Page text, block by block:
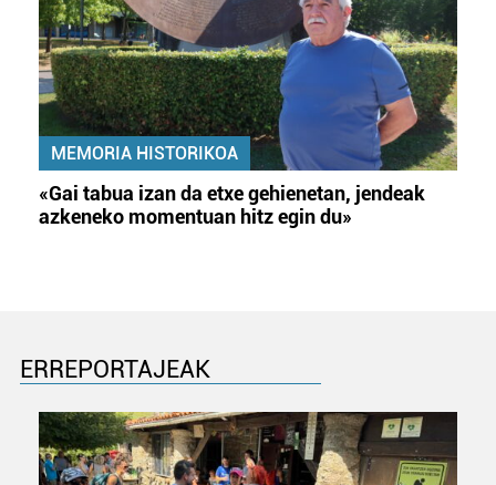
MEMORIA HISTORIKOA
«Gai tabua izan da etxe gehienetan, jendeak
azkeneko momentuan hitz egin du»
ERREPORTAJEAK